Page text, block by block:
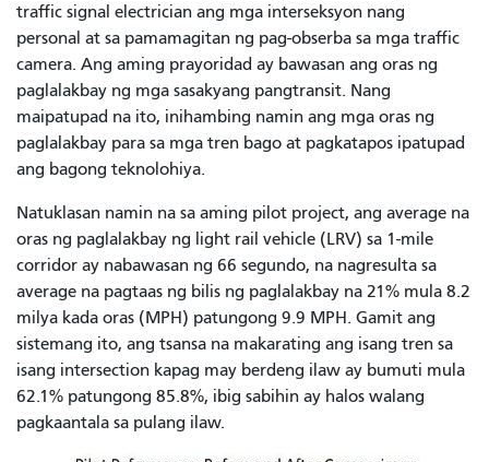
traffic signal electrician ang mga interseksyon nang
personal at sa pamamagitan ng pag-obserba sa mga traffic
camera. Ang aming prayoridad ay bawasan ang oras ng
paglalakbay ng mga sasakyang pangtransit. Nang
maipatupad na ito, inihambing namin ang mga oras ng
paglalakbay para sa mga tren bago at pagkatapos ipatupad
ang bagong teknolohiya.
Natuklasan namin na sa aming pilot project, ang average na
oras ng paglalakbay ng light rail vehicle (LRV) sa 1-mile
corridor ay nabawasan ng 66 segundo, na nagresulta sa
average na pagtaas ng bilis ng paglalakbay na 21% mula 8.2
milya kada oras (MPH) patungong 9.9 MPH. Gamit ang
sistemang ito, ang tsansa na makarating ang isang tren sa
isang intersection kapag may berdeng ilaw ay bumuti mula
62.1% patungong 85.8%, ibig sabihin ay halos walang
pagkaantala sa pulang ilaw.